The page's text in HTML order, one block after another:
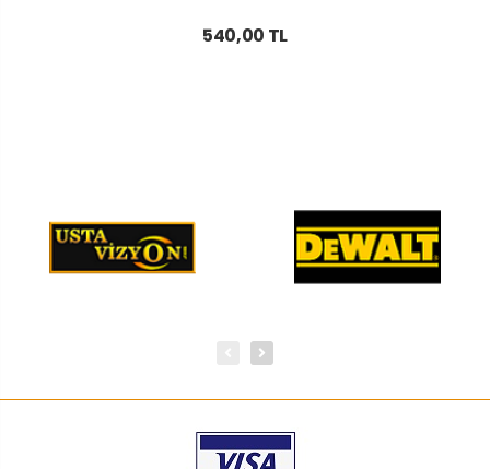
540,00 TL